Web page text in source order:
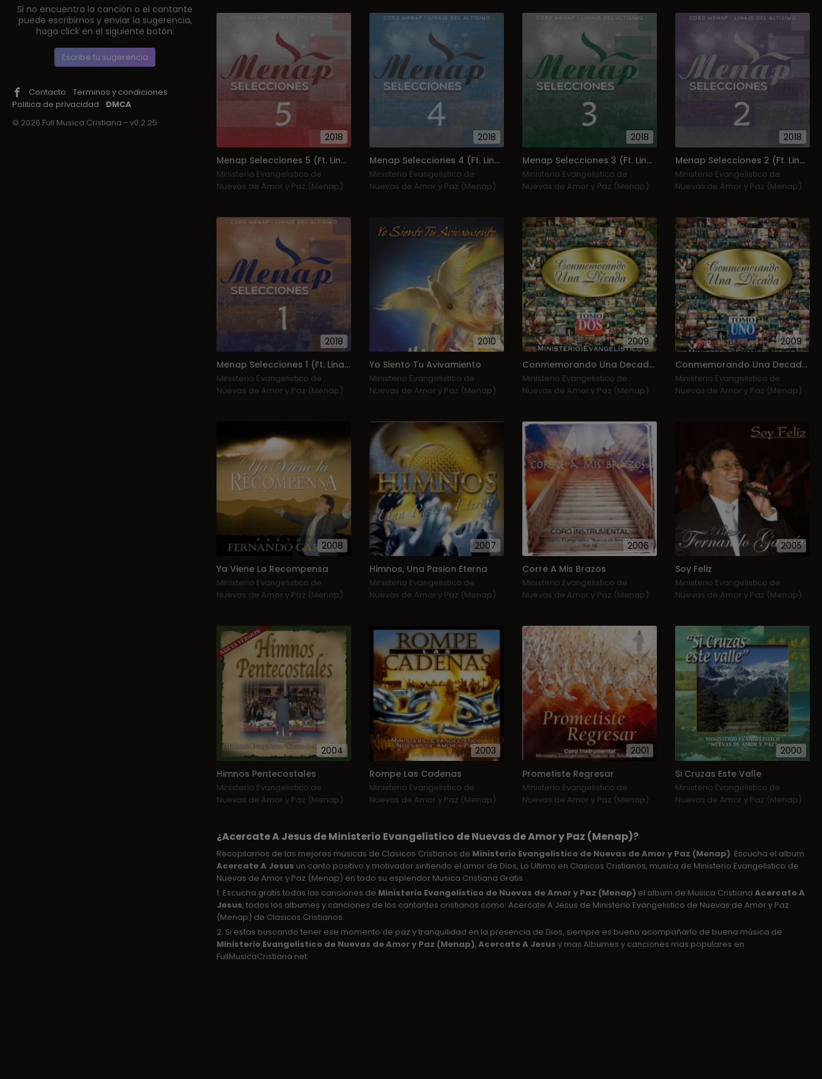
2018
Menap Selecciones 5 (Ft. Linaje Del Altísimo)
Ministerio Evangelistico de
Nuevas de Amor y Paz (Menap)
2018
Menap Selecciones 4 (Ft. Linaje Del Altísimo)
Ministerio Evangelistico de
Nuevas de Amor y Paz (Menap)
2018
Menap Selecciones 3 (Ft. Linaje Del Altísimo)
Ministerio Evangelistico de
Nuevas de Amor y Paz (Menap)
2018
Menap Selecciones 2 (Ft. Linaje Del Altísimo)
Ministerio Evangelistico de
Nuevas de Amor y Paz (Menap)
2018
Menap Selecciones 1 (Ft. Linaje Del Altísimo)
Ministerio Evangelistico de
Nuevas de Amor y Paz (Menap)
2010
Yo Siento Tu Avivamiento
Ministerio Evangelistico de
Nuevas de Amor y Paz (Menap)
2009
Conmemorando Una Decada (Cd 2)
Ministerio Evangelistico de
Nuevas de Amor y Paz (Menap)
2009
Conmemorando Una Decada (Cd 1)
Ministerio Evangelistico de
Nuevas de Amor y Paz (Menap)
2008
Ya Viene La Recompensa
Ministerio Evangelistico de
Nuevas de Amor y Paz (Menap)
2007
Himnos, Una Pasion Eterna
Ministerio Evangelistico de
Nuevas de Amor y Paz (Menap)
2006
Corre A Mis Brazos
Ministerio Evangelistico de
Nuevas de Amor y Paz (Menap)
2005
Soy Feliz
Ministerio Evangelistico de
Nuevas de Amor y Paz (Menap)
2004
Himnos Pentecostales
Ministerio Evangelistico de
Nuevas de Amor y Paz (Menap)
2003
Rompe Las Cadenas
Ministerio Evangelistico de
Nuevas de Amor y Paz (Menap)
2001
Prometiste Regresar
Ministerio Evangelistico de
Nuevas de Amor y Paz (Menap)
2000
Si Cruzas Este Valle
Ministerio Evangelistico de
Nuevas de Amor y Paz (Menap)
¿Acercate A Jesus de Ministerio Evangelistico de Nuevas de Amor y Paz (Menap)?
Recopilamos de las mejores músicas de Clasicos Cristianos de Ministerio Evangelistico de Nuevas de Amor y Paz (Menap). Escucha el album
Acercate A Jesus un canto positivo y motivador sintiendo el amor de Dios, Lo Ultimo en Clasicos Cristianos, musica de Ministerio Evangelistico de
Nuevas de Amor y Paz (Menap) en todo su esplendor Musica Cristiana Gratis.
1. Escucha gratis todas las canciones de Ministerio Evangelistico de Nuevas de Amor y Paz (Menap) el album de Musica Cristiana Acercate A
Jesus, todos los albumes y canciones de los cantantes cristianos como: Acercate A Jesus de Ministerio Evangelistico de Nuevas de Amor y Paz
(Menap) de Clasicos Cristianos.
2. Si estas buscando tener ese momento de paz y tranquilidad en la presencia de Dios, siempre es bueno acompañarlo de buena música de
Ministerio Evangelistico de Nuevas de Amor y Paz (Menap), Acercate A Jesus y mas Albumes y canciones mas populares en
FullMusicaCristiana.net
Si no encuentra la canción o el cantante
puede escribirnos y enviar la sugerencia,
haga click en el siguiente botón:
Escribe tu sugerencia
Contacto
Terminos y condiciones
Politica de privacidad
DMCA
© 2026 Full Musica Cristiana - v0.2.25